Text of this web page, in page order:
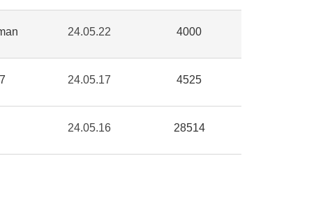
24.05.22 4000
24.05.17 4525
24.05.16 28514